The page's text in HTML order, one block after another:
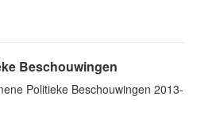
Beschouwingen
Politieke Beschouwingen 2013-